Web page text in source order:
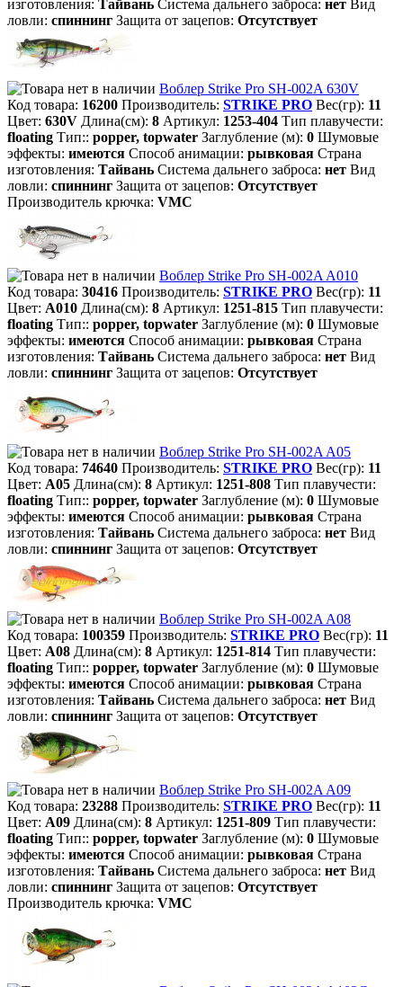
изготовления: Тайвань Система дальнего заброса: нет Вид
ловли: спиннинг Защита от зацепов: Отсутствует
Воблер Strike Pro SH-002A 630V
Код товара: 16200 Производитель: STRIKE PRO Вес(гр): 11
Цвет: 630V Длина(см): 8 Артикул: 1253-404 Тип плавучести:
floating Тип:: popper, topwater Заглубление (м): 0 Шумовые
эффекты: имеются Способ анимации: рывковая Страна
изготовления: Тайвань Система дальнего заброса: нет Вид
ловли: спиннинг Защита от зацепов: Отсутствует
Производитель крючка: VMC
Воблер Strike Pro SH-002A A010
Код товара: 30416 Производитель: STRIKE PRO Вес(гр): 11
Цвет: A010 Длина(см): 8 Артикул: 1251-815 Тип плавучести:
floating Тип:: popper, topwater Заглубление (м): 0 Шумовые
эффекты: имеются Способ анимации: рывковая Страна
изготовления: Тайвань Система дальнего заброса: нет Вид
ловли: спиннинг Защита от зацепов: Отсутствует
Воблер Strike Pro SH-002A A05
Код товара: 74640 Производитель: STRIKE PRO Вес(гр): 11
Цвет: A05 Длина(см): 8 Артикул: 1251-808 Тип плавучести:
floating Тип:: popper, topwater Заглубление (м): 0 Шумовые
эффекты: имеются Способ анимации: рывковая Страна
изготовления: Тайвань Система дальнего заброса: нет Вид
ловли: спиннинг Защита от зацепов: Отсутствует
Воблер Strike Pro SH-002A A08
Код товара: 100359 Производитель: STRIKE PRO Вес(гр): 11
Цвет: A08 Длина(см): 8 Артикул: 1251-814 Тип плавучести:
floating Тип:: popper, topwater Заглубление (м): 0 Шумовые
эффекты: имеются Способ анимации: рывковая Страна
изготовления: Тайвань Система дальнего заброса: нет Вид
ловли: спиннинг Защита от зацепов: Отсутствует
Воблер Strike Pro SH-002A A09
Код товара: 23288 Производитель: STRIKE PRO Вес(гр): 11
Цвет: A09 Длина(см): 8 Артикул: 1251-809 Тип плавучести:
floating Тип:: popper, topwater Заглубление (м): 0 Шумовые
эффекты: имеются Способ анимации: рывковая Страна
изготовления: Тайвань Система дальнего заброса: нет Вид
ловли: спиннинг Защита от зацепов: Отсутствует
Производитель крючка: VMC